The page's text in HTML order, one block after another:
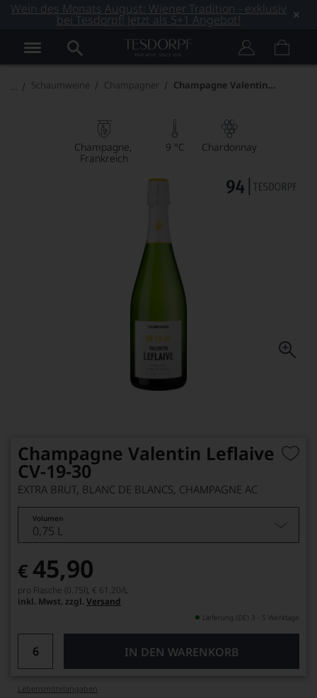
Wein des Monats August: Wiener Tradition - exklusiv
bei Tesdorpf! Jetzt als 5+1 Angebot!
Schaumweine Champagner Champagne Valentin Leflaive CV-17-50
Champagne
Frankreich
9 °C Chardonnay
Champagne Valentin Leflaive
CV-19-30
EXTRA BRUT, BLANC DE BLANCS, CHAMPAGNE AC
Volumen
0,75 L
€ 45,90
pro Flasche (0.75l), € 61,20/L
inkl. Mwst. zzgl. Versand
Lieferung (DE) 3 - 5 Werktage
IN DEN WARENKORB
Lebensmittel­angaben